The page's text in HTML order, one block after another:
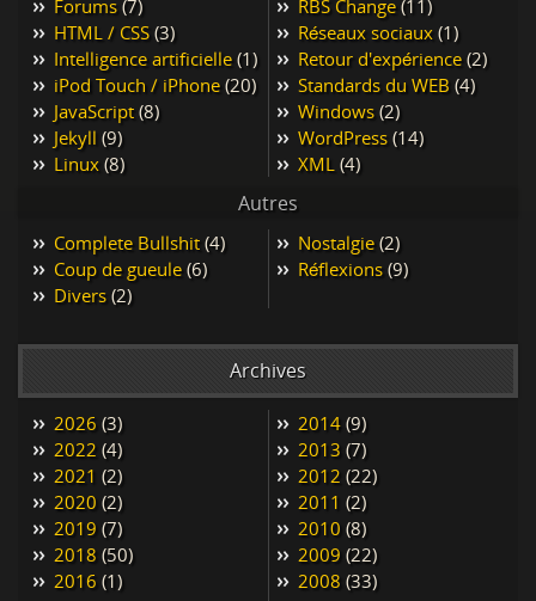
Forums (7)
HTML / CSS (3)
Intelligence artificielle (1)
iPod Touch / iPhone (20)
JavaScript (8)
Jekyll (9)
Linux (8)
RBS Change (11)
Réseaux sociaux (1)
Retour d'expérience (2)
Standards du WEB (4)
Windows (2)
WordPress (14)
XML (4)
Autres
Complete Bullshit (4)
Coup de gueule (6)
Divers (2)
Nostalgie (2)
Réflexions (9)
Archives
2026 (3)
2022 (4)
2021 (2)
2020 (2)
2019 (7)
2018 (50)
2016 (1)
2014 (9)
2013 (7)
2012 (22)
2011 (2)
2010 (8)
2009 (22)
2008 (33)